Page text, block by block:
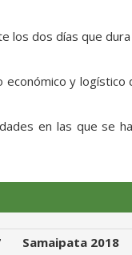
los dos días que
y logístico
en las que se
Samaipata 2018